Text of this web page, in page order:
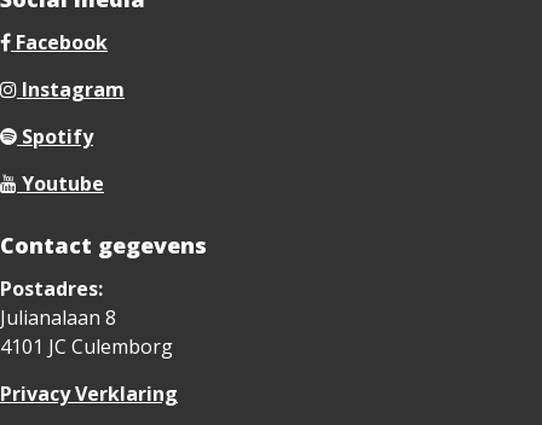
Facebook
Instagram
Spotify
Youtube
Contact gegevens
Postadres:
Julianalaan 8
4101 JC Culemborg
Privacy Verklaring